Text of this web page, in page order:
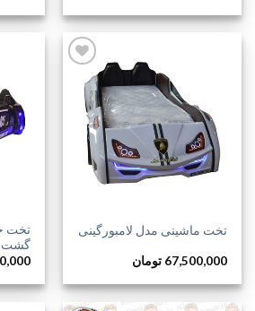
افزودن
علاقه
مندی
تخت ماشینی مدل لامبورگینی
67,500,000 تومان
تخت
گشت